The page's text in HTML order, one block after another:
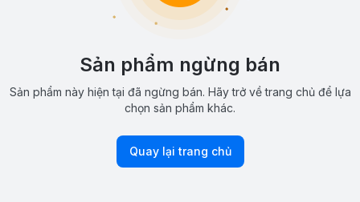
Sản phẩm ngừng bán
Sản phẩm này hiện tại đã ngừng bán. Hãy trở về trang chủ để lựa
chọn sản phẩm khác.
Quay lại trang chủ